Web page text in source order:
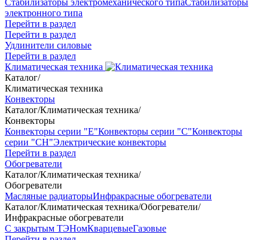
Стабилизаторы электромеханического типаСтабилизаторы
электронного типа
Перейти в раздел
Перейти в раздел
Удлинители силовые
Перейти в раздел
Климатическая техника
Каталог/
Климатическая техника
Конвекторы
Каталог/Климатическая техника/
Конвекторы
Конвекторы серии "Е"Конвекторы серии "С"Конвекторы
серии "СН"Электрические конвекторы
Перейти в раздел
Обогреватели
Каталог/Климатическая техника/
Обогреватели
Масляные радиаторыИнфракрасные обогреватели
Каталог/Климатическая техника/Обогреватели/
Инфракрасные обогреватели
С закрытым ТЭНомКварцевыеГазовые